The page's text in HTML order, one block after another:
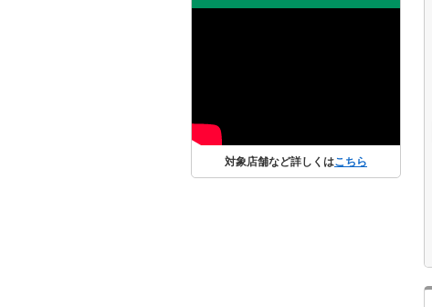
対象店舗など詳しくはこちら